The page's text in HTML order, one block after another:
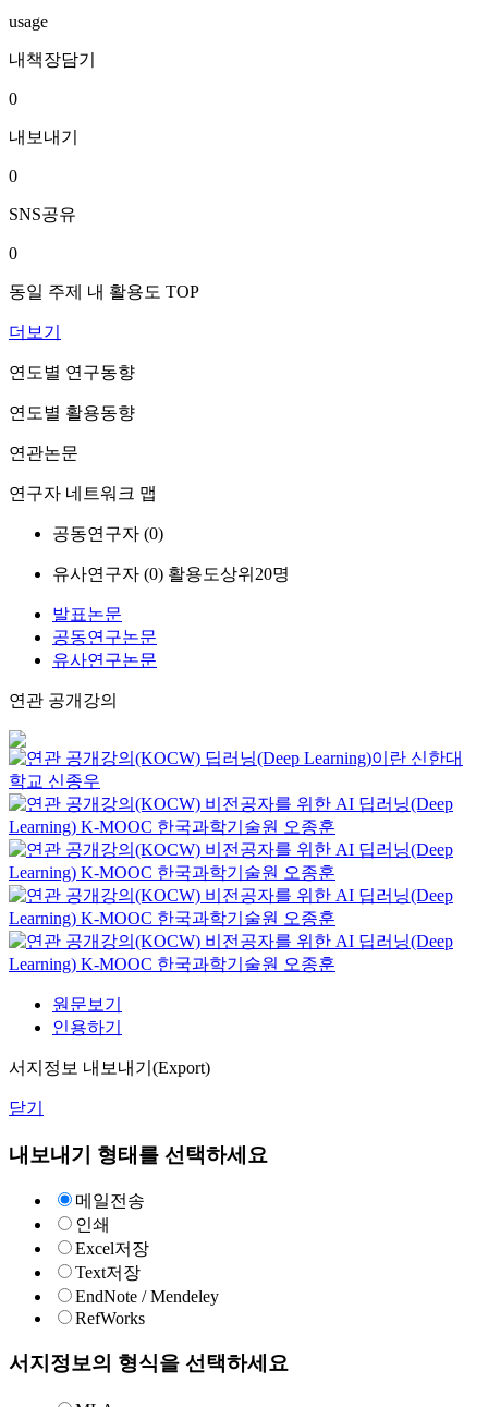
usage
내책장담기
0
내보내기
0
SNS공유
0
동일 주제 내 활용도 TOP
더보기
연도별 연구동향
연도별 활용동향
연관논문
연구자 네트워크 맵
공동연구자 (0)
유사연구자 (0) 활용도상위20명
발표논문
공동연구논문
유사연구논문
연관 공개강의
딥러닝(Deep Learning)이란 신한대
학교 신종우
비전공자를 위한 AI 딥러닝(Deep
Learning) K-MOOC 한국과학기술원 오종훈
비전공자를 위한 AI 딥러닝(Deep
Learning) K-MOOC 한국과학기술원 오종훈
비전공자를 위한 AI 딥러닝(Deep
Learning) K-MOOC 한국과학기술원 오종훈
비전공자를 위한 AI 딥러닝(Deep
Learning) K-MOOC 한국과학기술원 오종훈
원문보기
인용하기
서지정보 내보내기(Export)
닫기
내보내기 형태를 선택하세요
메일전송
인쇄
Excel저장
Text저장
EndNote / Mendeley
RefWorks
서지정보의 형식을 선택하세요